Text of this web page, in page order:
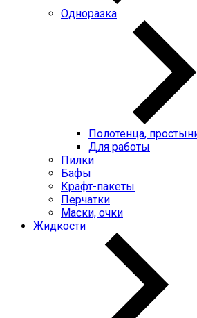
Одноразка
Полотенца,
Для работы
Пилки
Бафы
Крафт-пакеты
Перчатки
Маски, очки
Жидкости